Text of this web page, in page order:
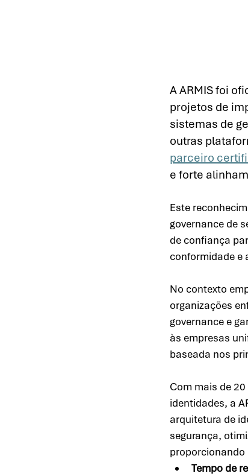
A ARMIS foi
projetos de
sistemas de
outras
parceiro
e forte
Este
governance de
de confiança
conformidade e
No contexto
organizações
governance e
às empresas
baseada nos
Com mais de
identidades, a
arquitetura de
segurança,
proporcionando
Tempo de